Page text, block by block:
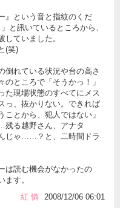
』という音と指紋のくだ
と訊いているところから、
していました。
(笑)
倒れている状況や台の高さ
ところで「そうかっ！」
現場状態のすべてにメス
っ、抜かりない。できれば
とから、犯人ではない」
る越野さん、アナタ
じゃ……？と、二時間ドラ
読む機会がなかったの
す。
紅 憐
2008/12/06 06:01